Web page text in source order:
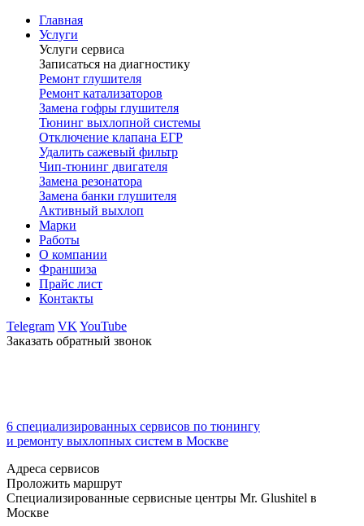
Главная
Услуги
Услуги сервиса
Записаться на диагностику
Ремонт глушителя
Ремонт катализаторов
Замена гофры глушителя
Тюнинг выхлопной системы
Отключение клапана ЕГР
Удалить сажевый фильтр
Чип-тюнинг двигателя
Замена резонатора
Замена банки глушителя
Активный выхлоп
Марки
Работы
О компании
Франшиза
Прайс лист
Контакты
Telegram VK YouTube
Заказать обратный звонок
6 специализированных сервисов по тюнингу
и ремонту выхлопных систем в Москве
Адреса сервисов
Проложить маршрут
Специализированные сервисные центры Mr. Glushitel в
Москве